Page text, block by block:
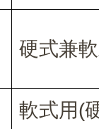
硬式兼
軟式用(